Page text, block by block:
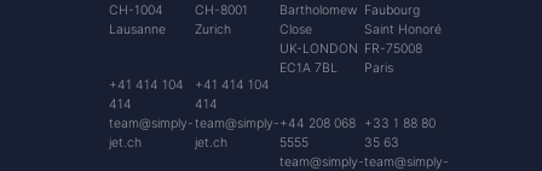
CH-1004
Lausanne
+41 414 104
414
team@simply-
jet.ch
CH-8001
Zurich
+41 414 104
414
team@simply-
jet.ch
Bartholomew
Close
UK-LONDON
EC1A 7BL
+44 208 068
5555
team@simply-
Faubourg
Saint Honoré
FR-75008
Paris
+33 1 88 80
35 63
team@simply-